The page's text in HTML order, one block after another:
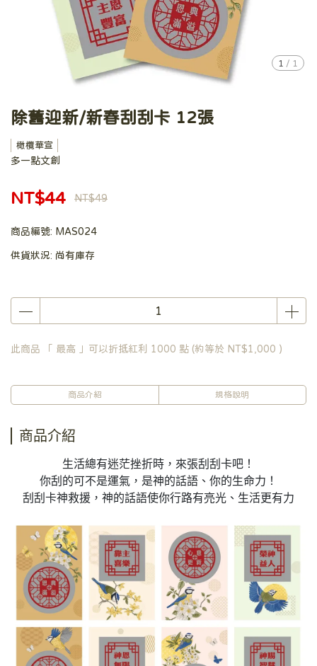
1 / 1
除舊迎新/新春刮刮卡 12張
橄欖華宣
多一點文創
NT$44 NT$49
商品編號: MAS024
供貨狀況: 尚有庫存
此商品 「 最高 」可以折抵紅利 1000 點 (約等於 NT$1,000 )
商品介紹 規格說明
商品介紹
生活總有迷茫挫折時，來張刮刮卡吧！
你刮的可不是運氣，是神的話語、你的生命力！
刮刮卡神救援，神的話語使你行路有亮光、生活更有力